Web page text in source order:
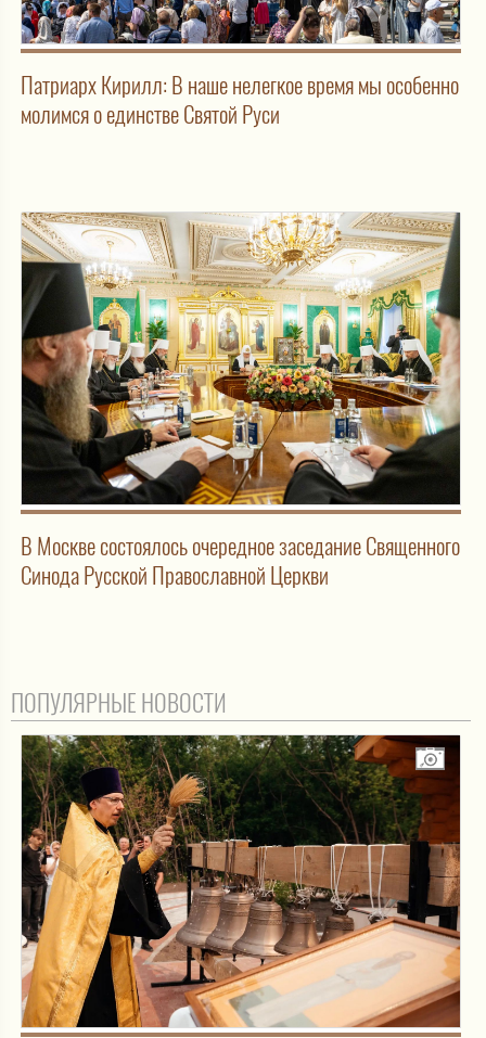
Патриарх Кирилл: В наше нелегкое время мы особенно
молимся о единстве Святой Руси
В Москве состоялось очередное заседание Священного
Синода Русской Православной Церкви
ПОПУЛЯРНЫЕ НОВОСТИ